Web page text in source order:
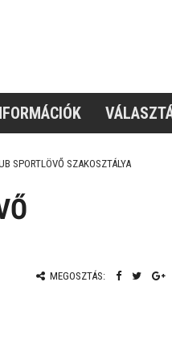
SPORTLÖVŐ SZAKOSZTÁLYA
MEGOSZTÁS: